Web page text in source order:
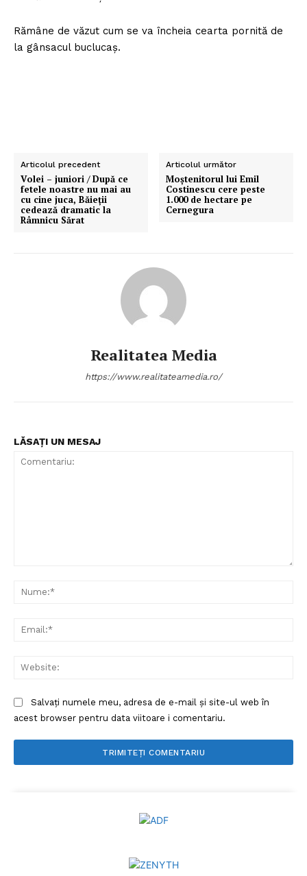
Rămâne de văzut cum se va încheia cearta pornită de
la gânsacul buclucaş.
Articolul precedent
Volei – juniori / După ce
fetele noastre nu mai au
cu cine juca, Băieţii
cedează dramatic la
Râmnicu Sărat
Articolul următor
Moştenitorul lui Emil
Costinescu cere peste
1.000 de hectare pe
Cernegura
Realitatea Media
https://www.realitateamedia.ro/
LĂSAȚI UN MESAJ
Salvați numele meu, adresa de e-mail și site-ul web în
acest browser pentru data viitoare i comentariu.